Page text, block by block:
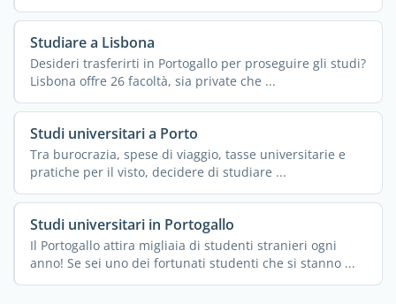
Studiare a Lisbona
Desideri trasferirti in Portogallo per proseguire gli studi?
Lisbona offre 26 facoltà, sia private che ...
Studi universitari a Porto
Tra burocrazia, spese di viaggio, tasse universitarie e
pratiche per il visto, decidere di studiare ...
Studi universitari in Portogallo
Il Portogallo attira migliaia di studenti stranieri ogni
anno! Se sei uno dei fortunati studenti che si stanno ...